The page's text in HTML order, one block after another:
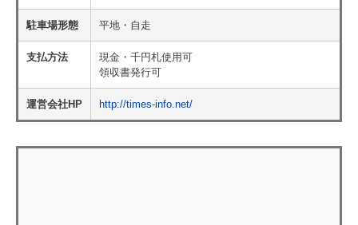
駐車場形態 平地・自走
支払方法
現金・千円札使用可
領収書発行可
運営会社HP http://times-info.net/